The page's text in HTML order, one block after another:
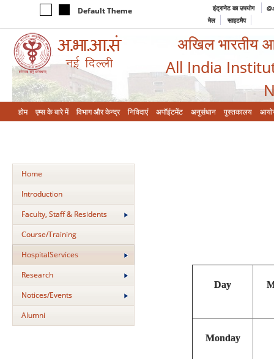
Default Theme इंट्रानेट का उपयोग
मेल
साइटमैप
अखिल भारतीय
All India
होम एम्‍स के बारे में विभाग और केन्‍द्र निविदाएं अपॉइंटमेंट अनुसंधान पुस्तकालय
Home
Introduction
Faculty, Staff & Residents
Course/Training
HospitalServices
Research
Notices/Events
Alumni
Day
Monday